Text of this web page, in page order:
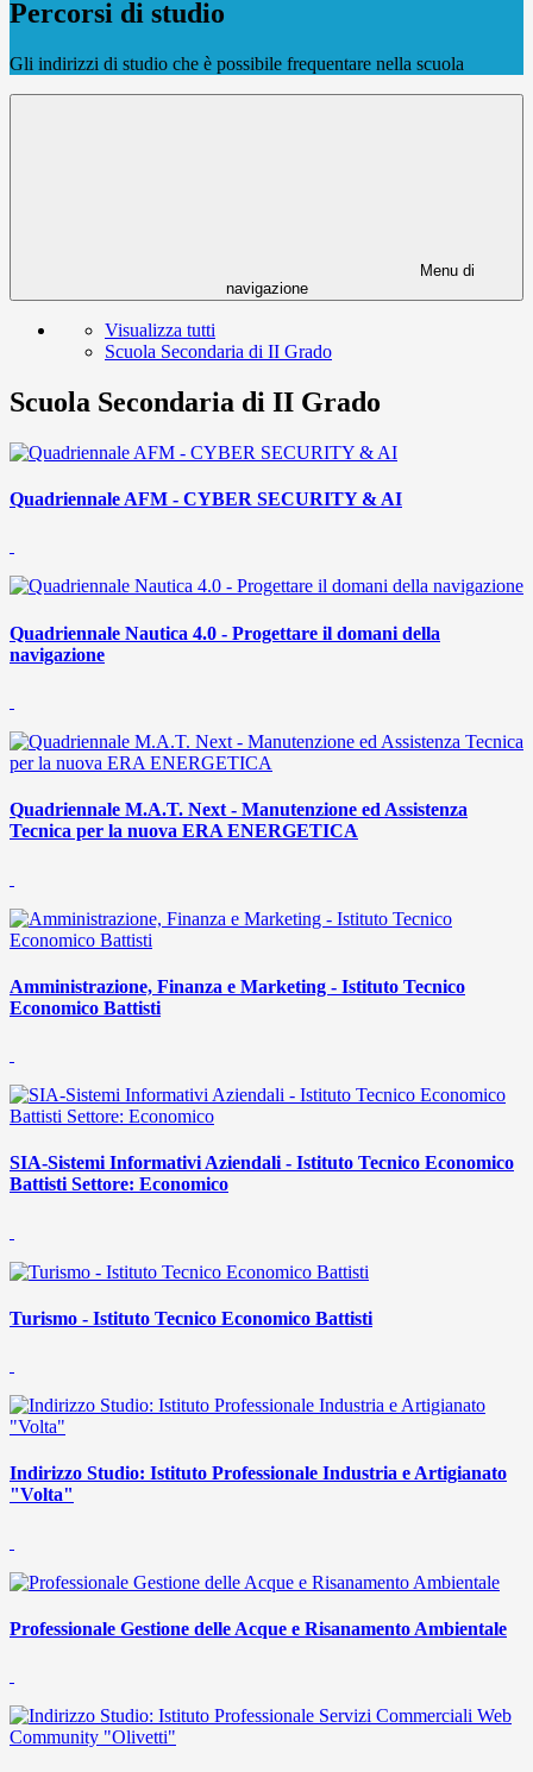
Percorsi di studio
Gli indirizzi di studio che è possibile frequentare nella scuola
Menu di
navigazione
Visualizza tutti
Scuola Secondaria di II Grado
Scuola Secondaria di II Grado
Quadriennale AFM - CYBER SECURITY & AI
Quadriennale Nautica 4.0 - Progettare il domani della
navigazione
Quadriennale M.A.T. Next - Manutenzione ed Assistenza
Tecnica per la nuova ERA ENERGETICA
Amministrazione, Finanza e Marketing - Istituto Tecnico
Economico Battisti
SIA-Sistemi Informativi Aziendali - Istituto Tecnico Economico
Battisti Settore: Economico
Turismo - Istituto Tecnico Economico Battisti
Indirizzo Studio: Istituto Professionale Industria e Artigianato
"Volta"
Professionale Gestione delle Acque e Risanamento Ambientale